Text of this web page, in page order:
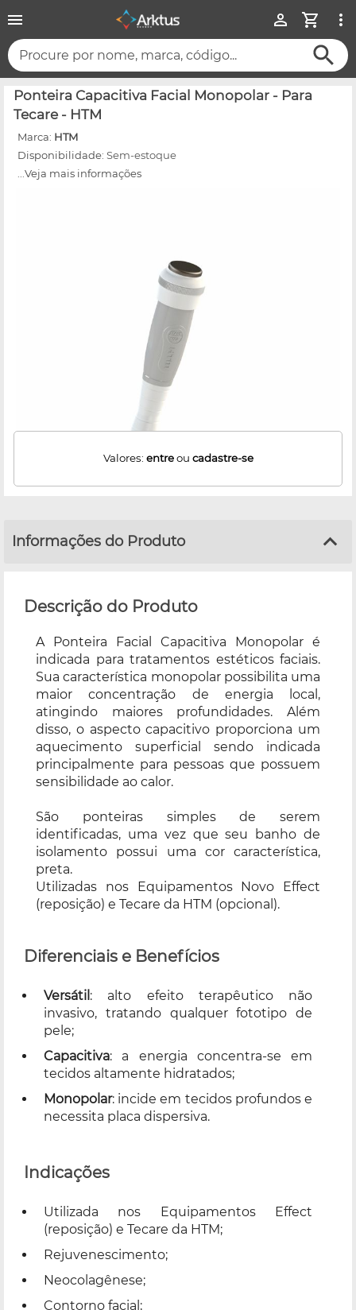
Procure por nome, marca, código...
Ponteira Capacitiva Facial Monopolar - Para
Tecare - HTM
Marca: HTM
Disponibilidade: Sem-estoque
...Veja mais informações
Valores: entreou cadastre-se
Informações do Produto
Descrição do Produto
A Ponteira Facial Capacitiva Monopolar é
indicada para tratamentos estéticos faciais.
Sua característica monopolar possibilita uma
maior concentração de energia local,
atingindo maiores profundidades. Além
disso, o aspecto capacitivo proporciona um
aquecimento superficial sendo indicada
principalmente para pessoas que possuem
sensibilidade ao calor.
São ponteiras simples de serem
identificadas, uma vez que seu banho de
isolamento possui uma cor característica,
preta.
Utilizadas nos Equipamentos Novo Effect
(reposição) e Tecare da HTM (opcional).
Diferenciais e Benefícios
Versátil : alto efeito terapêutico não
invasivo, tratando qualquer fototipo de
pele;
Capacitiva: a energia concentra-se em
tecidos altamente hidratados;
Monopolar: incide em tecidos profundos e
necessita placa dispersiva.
Indicações
Utilizada nos Equipamentos Effect
(reposição) e Tecare da HTM;
Rejuvenescimento;
Neocolagênese;
Contorno facial;